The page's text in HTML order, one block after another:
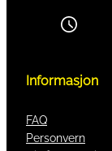
Informasjon
FAQ
Personvern